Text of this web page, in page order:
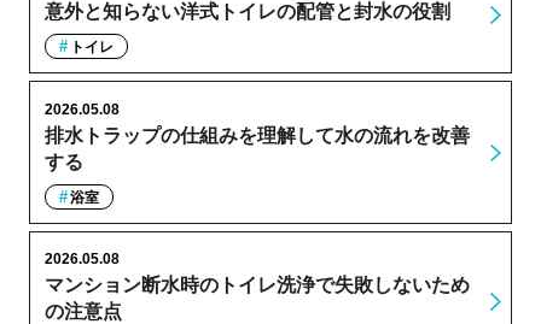
意外と知らない洋式トイレの配管と封水の役割
トイレ
排水トラップの仕組みを理解して水の流れを改善
する
2026.05.08
浴室
マンション断水時のトイレ洗浄で失敗しないため
の注意点
2026.05.08